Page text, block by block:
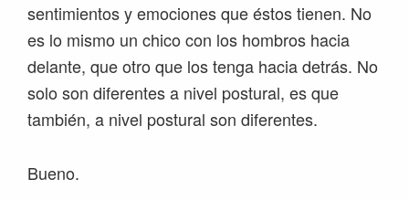
sentimientos y emociones que éstos tienen. No
es lo mismo un chico con los hombros hacia
delante, que otro que los tenga hacia detrás. No
solo son diferentes a nivel postural, es que
también, a nivel postural son diferentes.
Bueno.